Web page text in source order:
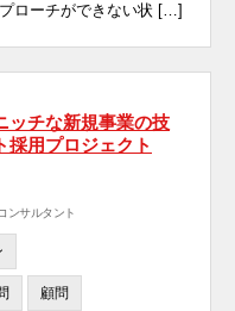
ローチができない状 […]
チな新規事業の技
採用プロジェクト
ンサルタント
顧問